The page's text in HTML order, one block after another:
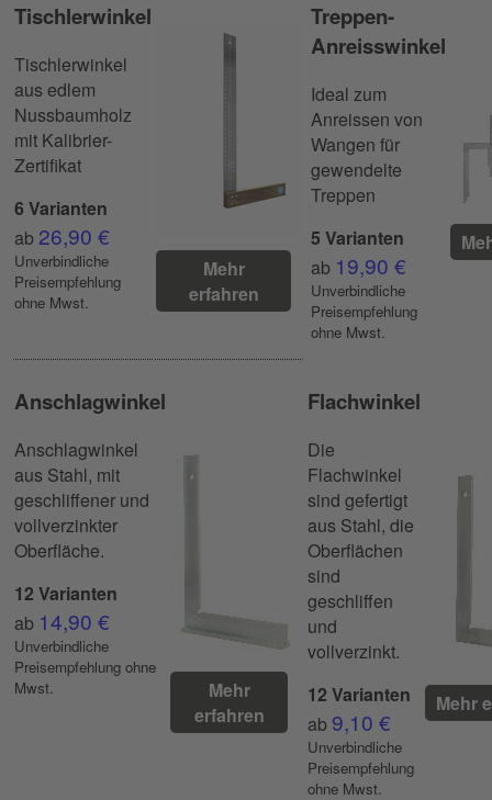
Tischlerwinkel
Tischlerwinkel
aus edlem
Nussbaumholz
mit Kalibrier-
Zertifikat
6 Varianten
ab 26,90 €
Unverbindliche
Preisempfehlung
ohne Mwst.
Mehr
erfahren
Treppen-
Anreisswinkel
Ideal zum
Anreissen von
Wangen für
gewendelte
Treppen
5 Varianten
ab 19,90 €
Unverbindliche
Preisempfehlung
ohne Mwst.
Anschlagwinkel
Anschlagwinkel
aus Stahl, mit
geschliffener und
vollverzinkter
Oberfläche.
12 Varianten
ab 14,90 €
Unverbindliche
Preisempfehlung ohne
Mwst.
Mehr
erfahren
Flachwinkel
Die
Flachwinkel
sind gefertigt
aus Stahl, die
Oberflächen
sind
geschliffen
und
vollverzinkt.
12 Varianten
ab 9,10 €
Unverbindliche
Preisempfehlung
ohne Mwst.
Mehr